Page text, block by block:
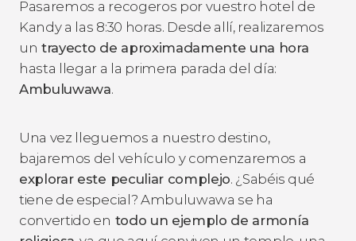
Pasaremos a recogeros por vuestro hotel de
Kandy a las 8:30 horas. Desde allí, realizaremos
un trayecto de aproximadamente una hora
hasta llegar a la primera parada del día:
Ambuluwawa.
Una vez lleguemos a nuestro destino,
bajaremos del vehículo y comenzaremos a
explorar este peculiar complejo. ¿Sabéis qué
tiene de especial? Ambuluwawa se ha
convertido en todo un ejemplo de armonía